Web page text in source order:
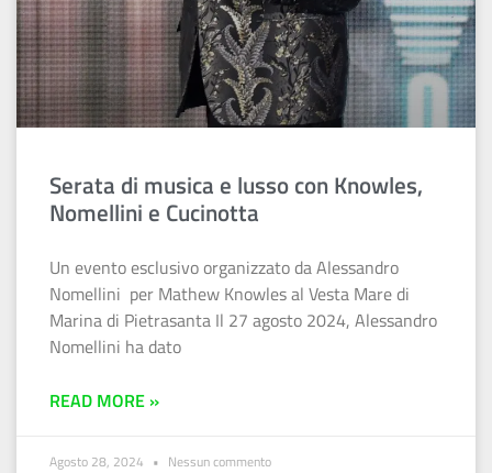
Serata di musica e lusso con Knowles,
Nomellini e Cucinotta
Un evento esclusivo organizzato da Alessandro
Nomellini per Mathew Knowles al Vesta Mare di
Marina di Pietrasanta Il 27 agosto 2024, Alessandro
Nomellini ha dato
READ MORE »
Agosto 28, 2024 Nessun commento